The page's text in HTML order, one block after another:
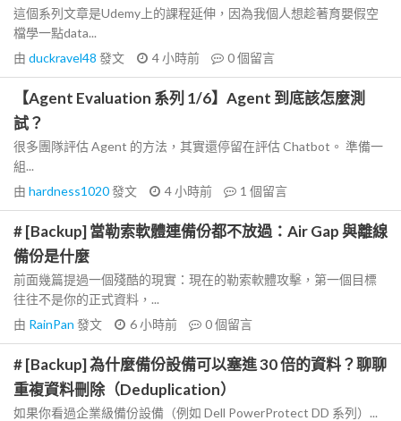
這個系列文章是Udemy上的課程延伸，因為我個人想趁著育嬰假空
檔學一點data...
由 duckravel48 發文 4 小時前 0個留言
【Agent Evaluation 系列 1/6】Agent 到底該怎麼測
試？
很多團隊評估 Agent 的方法，其實還停留在評估 Chatbot。 準備一
組...
由 hardness1020發文 4 小時前 1 個留言
# [Backup] 當勒索軟體連備份都不放過：Air Gap 與離線
備份是什麼
前面幾篇提過一個殘酷的現實：現在的勒索軟體攻擊，第一個目標
往往不是你的正式資料，...
由 RainPan 發文 6 小時前 0個留言
# [Backup] 為什麼備份設備可以塞進 30 倍的資料？聊聊
重複資料刪除（Deduplication）
如果你看過企業級備份設備（例如 Dell PowerProtect DD 系列）...